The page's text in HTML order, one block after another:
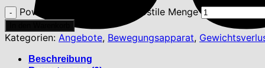
Power und Energiepaket Biostile Menge
Kategorien: Angebote, Bewegungsapparat,
Beschreibung